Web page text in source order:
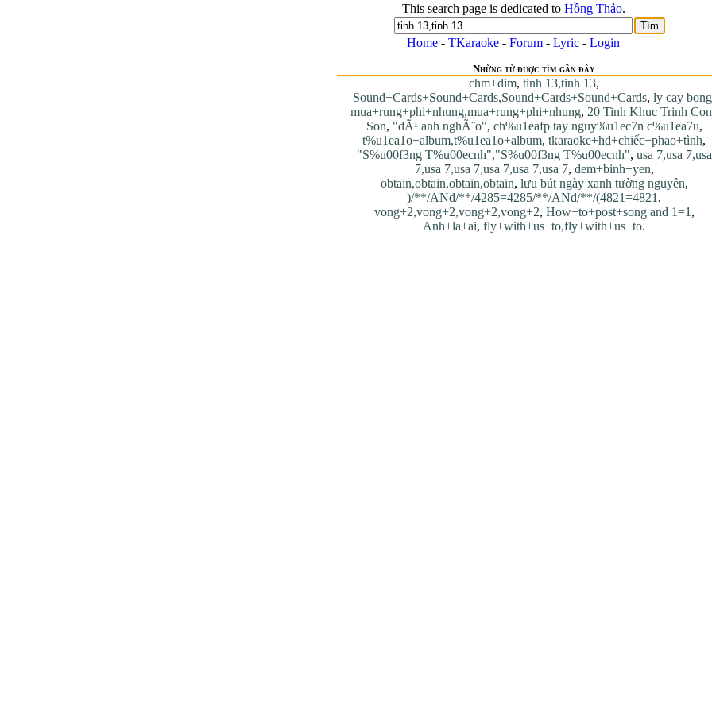
This search page is dedicated to Hồng Thảo.
Home - TKaraoke - Forum - Lyric - Login
Những từ được tìm gần đây
chm+dim, tinh 13,tinh 13,
Sound+Cards+Sound+Cards,Sound+Cards+Sound+Cards, ly cay bong
mua+rung+phi+nhung,mua+rung+phi+nhung, 20 Tinh Khuc Trinh
Son, "dÃ¹ anh nghÃ¨o", ch%u1eafp tay nguy%u1ec7n c%u1ea7u,
t%u1ea1o+album,t%u1ea1o+album, tkaraoke+hd+chiếc+phao+tình,
"S%u00f3ng T%u00ecnh","S%u00f3ng T%u00ecnh", usa 7,usa 7,usa
7,usa 7,usa 7,usa 7,usa 7,usa 7, dem+binh+yen,
obtain,obtain,obtain,obtain, lưu bút ngày xanh tường nguyên,
)/**/ANd/**/4285=4285/**/ANd/**/(4821=4821 ,
vong+2,vong+2,vong+2,vong+2, How+to+post+song and 1=1 ,
Anh+la+ai, fly+with+us+to,fly+with+us+to.